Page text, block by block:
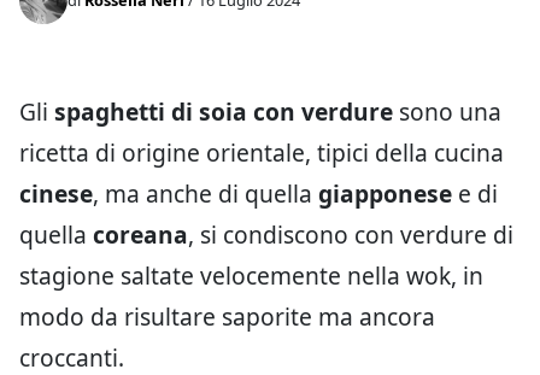
Gli spaghetti di soia con verdure sono una
ricetta di origine orientale, tipici della cucina
cinese, ma anche di quella giapponese e di
quella coreana, si condiscono con verdure di
stagione saltate velocemente nella wok, in
modo da risultare saporite ma ancora
croccanti.